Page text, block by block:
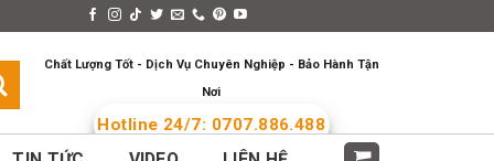
Chất Lượng Tốt - Dịch Vụ Chuyên Nghiệp - Bảo Hành Tận
Nơi
Hotline 24/7: 0707.886.488